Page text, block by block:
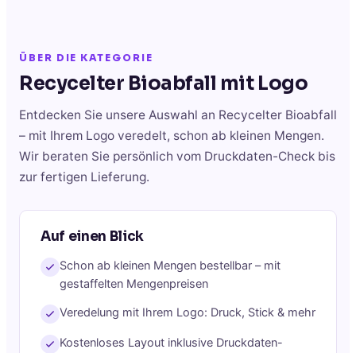
ÜBER DIE KATEGORIE
Recycelter Bioabfall mit Logo
Entdecken Sie unsere Auswahl an Recycelter Bioabfall
– mit Ihrem Logo veredelt, schon ab kleinen Mengen.
Wir beraten Sie persönlich vom Druckdaten-Check bis
zur fertigen Lieferung.
Auf einen Blick
Schon ab kleinen Mengen bestellbar – mit
gestaffelten Mengenpreisen
Veredelung mit Ihrem Logo: Druck, Stick & mehr
Kostenloses Layout inklusive Druckdaten-